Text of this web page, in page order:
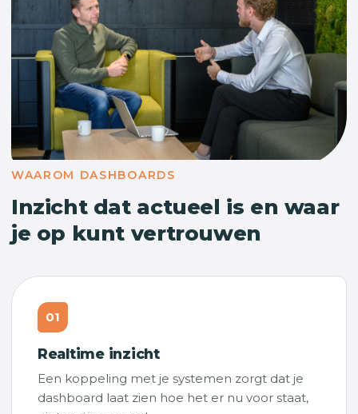
WAAROM DASHBOARDS
Inzicht dat actueel is en waar
je op kunt vertrouwen
01
Realtime inzicht
Een koppeling met je systemen zorgt dat je
dashboard laat zien hoe het er nu voor staat,